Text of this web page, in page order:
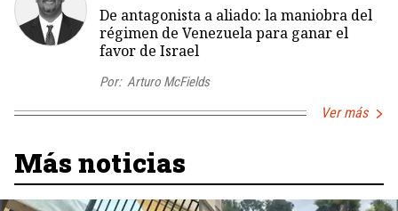
De antagonista a aliado: la maniobra del
régimen de Venezuela para ganar el
favor de Israel
Por: Arturo McFields
Ver más
Más noticias